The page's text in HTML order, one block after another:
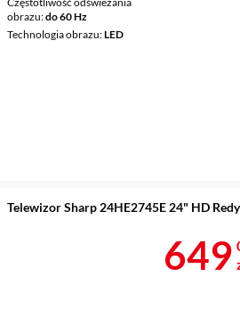
obrazu do 60 Hz
Technologia obrazu LED
Telewizor Sharp 24HE2745E 24" HD
649